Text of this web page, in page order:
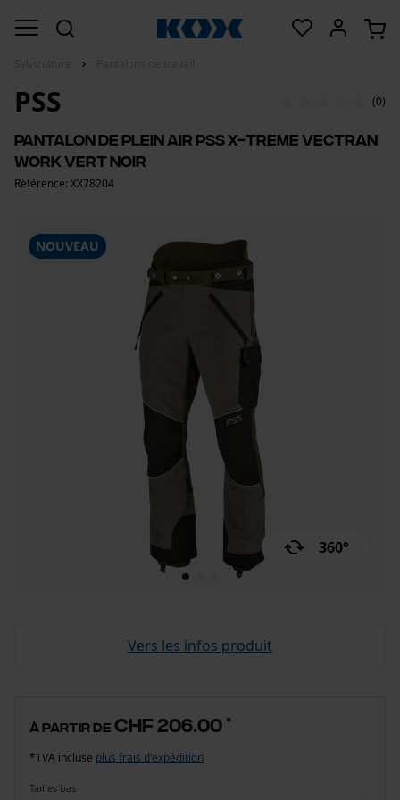
NOUVEAU
360°
PSS (0)
Pantalon de plein air PSS X-treme Vectran
Work vert noir
Référence: XX78204
Vers les infos produit
à partir de CHF 206.00 *
*TVA incluse plus frais d'expédition
Tailles bas